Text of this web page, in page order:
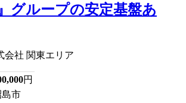
グループの安定基盤あ
会社 関東エリア
円
市